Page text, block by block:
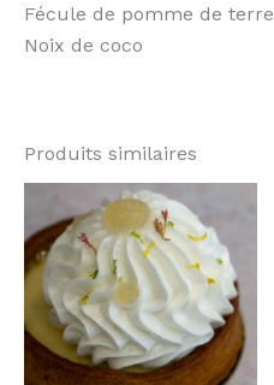
Fécule de pomme de terre
Noix de coco
Produits similaires